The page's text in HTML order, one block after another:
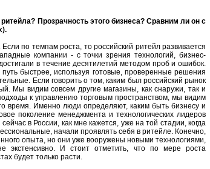
Прозрачность этого бизнеса? Сравним ли он с
по темпам роста, то российский ритейл развивается
компании - с точки зрения технологий, бизнес-
в течение десятилетий методом проб и ошибок.
быстрее, используя готовые, проверенные решения
Если говорить о том, каким был российский рынок
Мы видим совсем другие магазины, как снаружи, так и
к управлению торговым пространством, мы видим
время. Именно люди определяют, каким быть бизнесу и
поколение менеджмента и технологических лидеров
в России, как мне кажется, уже на той стадии, когда
начали проявлять себя в ритейле. Конечно,
опыта, но они уже вооружены новыми технологиями,
экстенсивно. И стоит отметить, что по мере роста
будет только расти.